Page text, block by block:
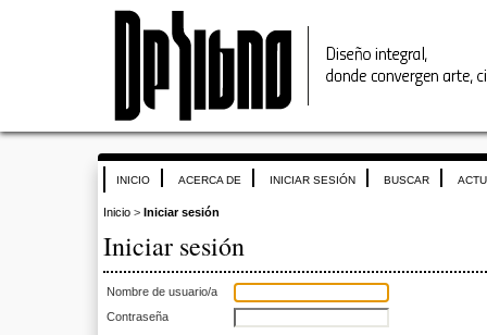
INICIO ACERCA DE INICIAR SESIÓN BUSCAR
Inicio > Iniciar sesión
Iniciar sesión
Nombre de usuario/a
Contraseña